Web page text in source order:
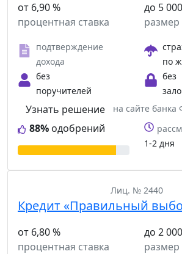
от 6,90 %
процентная ставка
до 5
размер
подтверждение
дохода
по
без
поручителей
без
88% одобрений
Узнать решение
на сайте
1-2 дня
Лиц. № 2440
Кредит «Правильный
от 6,80 %
процентная ставка
до 2
размер